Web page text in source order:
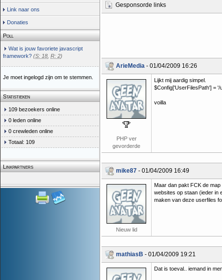
Link naar ons
Donaties
Poll
Wat is jouw favoriete javascript
framework? (S: 18 R: 2)
Je moet ingelogd zijn om te stemmen.
Statistieken
109 bezoekers online
0 leden online
0 crewleden online
Totaal: 109
Linkpartners
Gesponsorde links
ArieMedia - 01/04/2009 16:26
PHP ver
gevorderde
Lijkt mij aardig simpel.
$Config['UserFilesPath'] = '/
voilla
mike87 - 01/04/2009 16:49
Nieuw lid
Maar dan pakt FCK de
websites op staan (ieder in
maken van deze userfiles
mathiasB - 01/04/2009 19:21
Dat is toeval.. iemand in